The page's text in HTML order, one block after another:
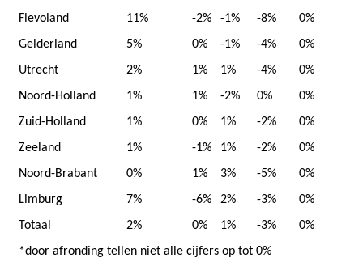
Flevoland
11% -2% -1% -8%
0%
Gelderland
5% 0% -1% -4%
0%
Utrecht
2% 1% 1% -4%
0%
Noord-Holland
1% 1% -2% 0%
0%
Zuid-Holland
1% 0% 1% -2%
0%
Zeeland
1% -1% 1% -2%
0%
Noord-Brabant
0% 1% 3% -5%
0%
Limburg
7% -6% 2% -3%
0%
Totaal
2% 0% 1% -3%
0%
*door afronding tellen niet alle cijfers op tot 0%